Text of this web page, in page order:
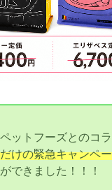
ットフーズとのコラ
けの緊急キャンペ
できました！！！